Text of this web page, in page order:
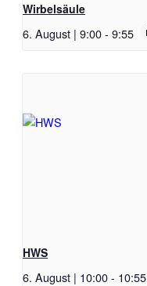
Wirbelsäule
6. August | 9:00- 9:55
HWS
6. August | 10:00- 10:55